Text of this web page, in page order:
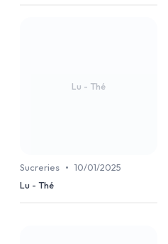
Lu - Thé
Sucreries • 10/01/2025
Lu - Thé